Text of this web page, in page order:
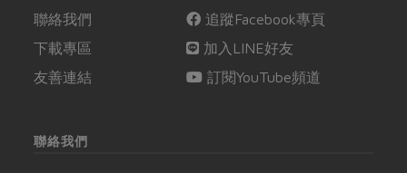
聯絡我們
下載專區
友善連結
追蹤Facebook專頁
加入LINE好友
訂閱YouTube頻道
聯絡我們